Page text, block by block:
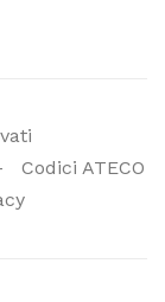
Codici ATECO